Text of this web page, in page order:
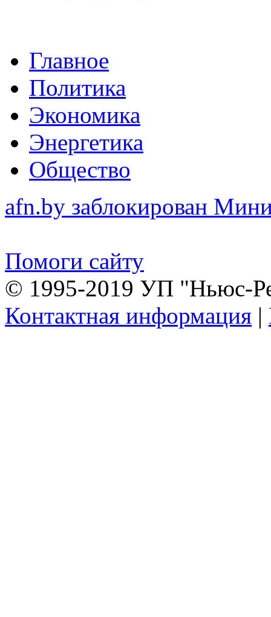
Главное
Политика
Экономика
Энергетика
Общество
afn.by заблокирован
Помоги сайту
© 1995-2019 УП "Ньюс-
Контактная информация |